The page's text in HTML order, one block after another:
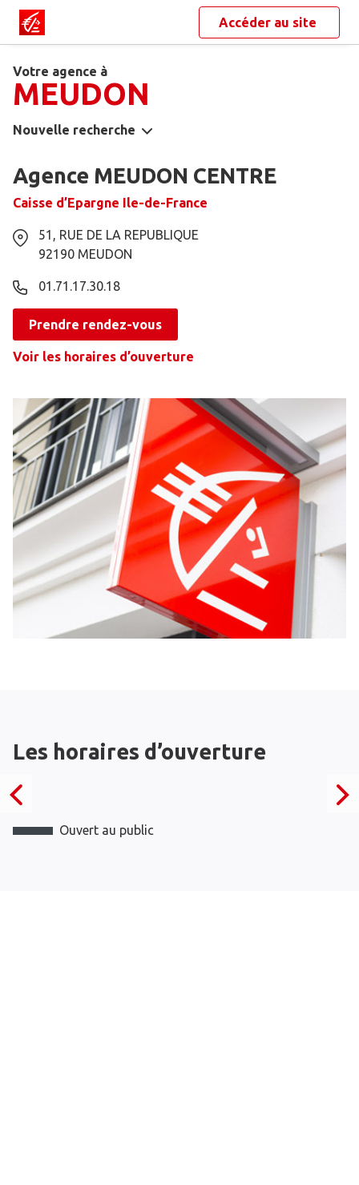
Accéder au site
Votre agence à
MEUDON
Nouvelle recherche
Agence MEUDON CENTRE
Caisse d’Epargne Ile-de-France
51, RUE DE LA REPUBLIQUE
92190 MEUDON
01.71.17.30.18
Prendre rendez-vous
Voir les horaires d’ouverture
Les horaires d’ouverture
Ouvert au public